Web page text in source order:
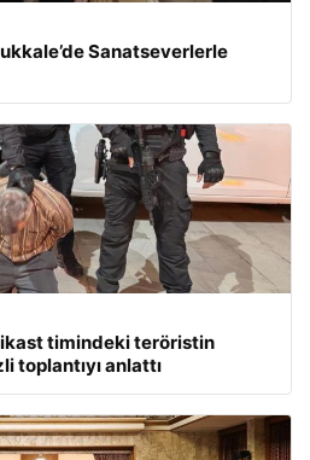
Sanatseverlerle
timindeki teröristin
toplantıyı anlattı